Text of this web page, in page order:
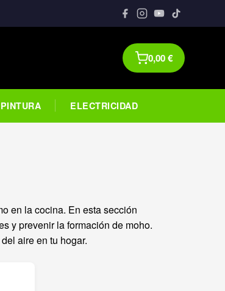
0,00€
PINTURA ELECTRICIDAD
en la cocina. En esta sección
y prevenir la formación de moho.
aire en tu hogar.